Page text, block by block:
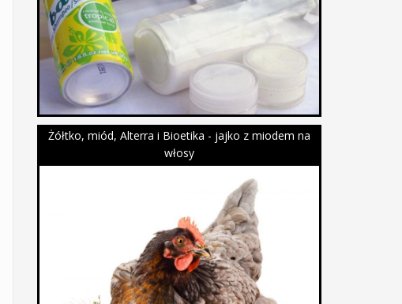
Żółtko, miód, Alterra i Bioetika - jajko z miodem na
włosy